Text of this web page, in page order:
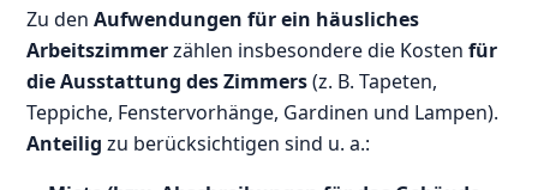
Zu denAufwendungen für ein häusliches
Arbeitszimmerzählen insbesondere die Kostenfür
die Ausstattung des Zimmers(z. B. Tapeten,
Teppiche, Fenstervorhänge, Gardinen und Lampen).
Anteilig zu berücksichtigen sind u. a.: